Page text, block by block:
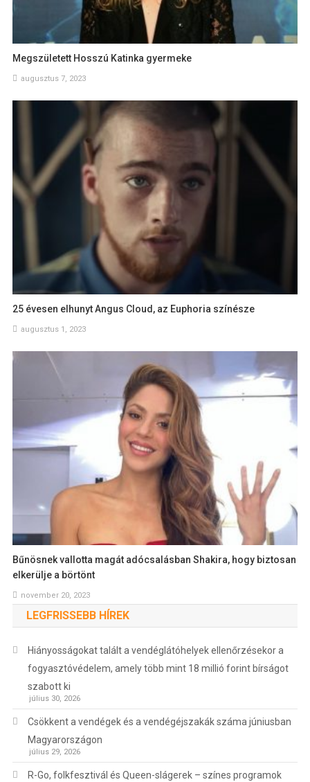
Megszületett Hosszú Katinka gyermeke
augusztus 7, 2023
25 évesen elhunyt Angus Cloud, az Euphoria színésze
augusztus 1, 2023
Bűnösnek vallotta magát adócsalásban Shakira, hogy biztosan
elkerülje a börtönt
november 20, 2023
LEGFRISSEBB HÍREK
Hiányosságokat talált a vendéglátóhelyek ellenőrzésekor a
fogyasztóvédelem, amely több mint 18 millió forint bírságot
szabott ki
július 30, 2026
Csökkent a vendégek és a vendégéjszakák száma júniusban
Magyarországon
július 29, 2026
R-Go, folkfesztivál és Queen-slágerek – színes programok